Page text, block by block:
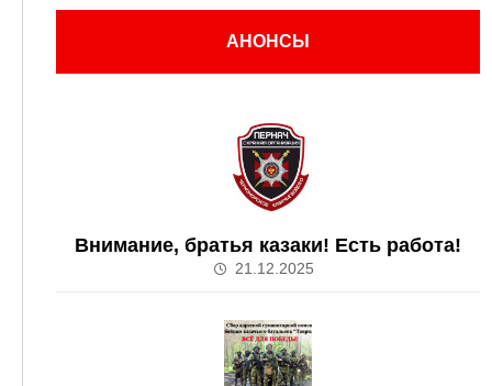
АНОНСЫ
Внимание, братья казаки! Есть работа!
21.12.2025